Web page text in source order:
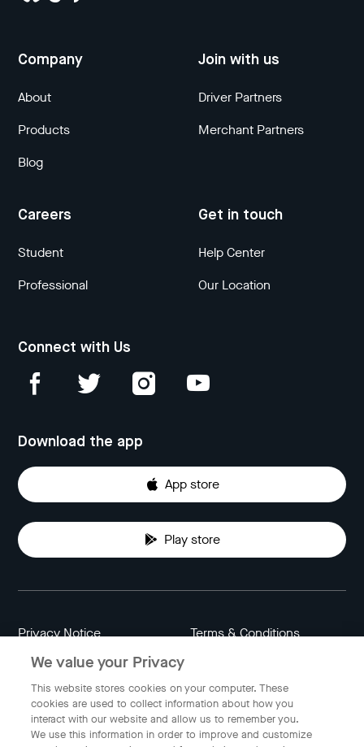
Company
About
Products
Blog
Join with us
Driver Partners
Merchant Partners
Careers
Student
Professional
Get in touch
Help Center
Our Location
Connect with Us
Download the app
App store
Play store
Privacy Notice Terms & Conditions
Data Attribution
Indonesia
We value your Privacy
This website stores cookies on your computer. These
cookies are used to collect information about how you
interact with our website and allow us to remember you.
We use this information in order to improve and customize